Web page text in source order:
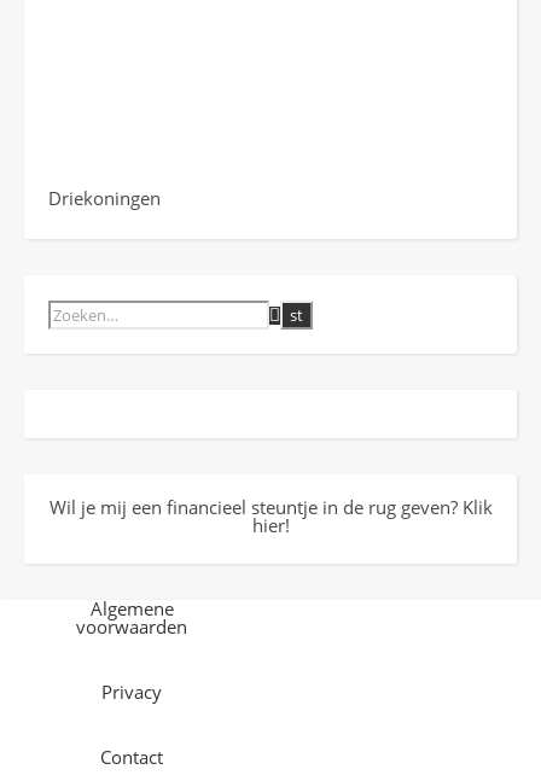
Driekoningen
Wil je mij een financieel steuntje in de rug geven? Klik
hier!
Algemene
voorwaarden
Privacy
Contact